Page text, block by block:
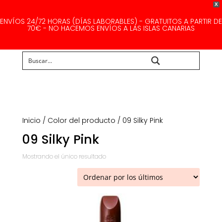
X
ENVÍOS 24/72 HORAS (DÍAS LABORABLES) - GRATUITOS A PARTIR DE
70€ - NO HACEMOS ENVÍOS A LAS ISLAS CANARIAS
Inicio / Color del producto / 09 Silky Pink
09 Silky Pink
Mostrando el único resultado